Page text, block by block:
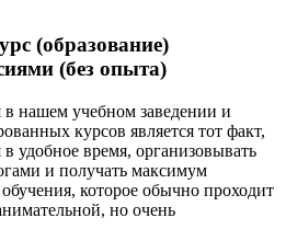
(образование)
(без опыта)
нашем учебном заведении и
курсов является тот факт,
удобное время, организовывать
и получать максимум
которое обычно проходит
но очень